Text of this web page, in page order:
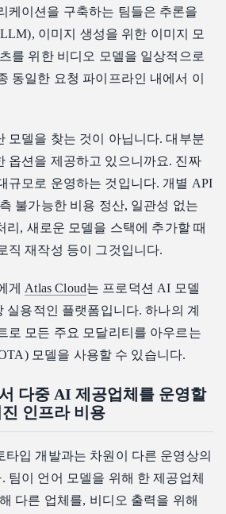
션을 위한 주요 Atlas Cloud 기능
모델 지원
금제
통합
신뢰성
케이션을 구축하는 팀들은 추론을
이미지 생성을 위한 이미지 모
를 위한 비디오 모델을 일상적으로
동일한 요청 파이프라인 내에서 이
모델을 찾는 것이 아닙니다. 대부분
옵션을 제공하고 있으니까요. 진짜
규모로 운영하는 것입니다. 개별 API
불가능한 비용 정산, 일관성 없는
리, 새로운 모델을 스택에 추가할 때
직 재작성 등이 그것입니다.
게 Atlas Cloud는 프로덕션 AI 모델
실용적인 플랫폼입니다. 하나의 계
로 모든 주요 모달리티를 아우르는
모델을 사용할 수 있습니다.
다중 AI 제공업체를 운영할
인프라 비용
타입 개발과는 차원이 다른 운영상의
팀이 언어 모델을 위해 한 제공업체
다른 업체를, 비디오 출력을 위해